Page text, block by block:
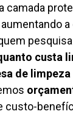
camada
pesquisa
custa
de
custo-